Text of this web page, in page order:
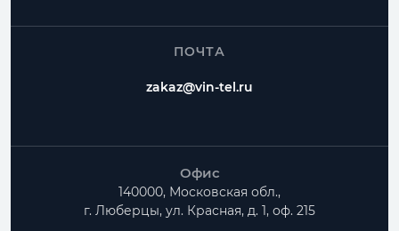
ПОЧТА
zakaz@vin-tel.ru
Офис
140000, Московская обл.,
г. Люберцы, ул. Красная, д. 1, оф. 215